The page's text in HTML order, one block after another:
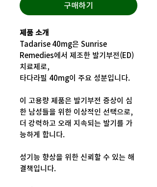
구매하기
제품 소개
Tadarise 40mg은 Sunrise
Remedies에서 제조한 발기부전(ED)
치료제로,
타다라필 40mg이 주요 성분입니다.
이 고용량 제품은 발기부전 증상이 심
한 남성들을 위한 이상적인 선택으로,
더 강력하고 오래 지속되는 발기를 가
능하게 합니다.
성기능 향상을 위한 신뢰할 수 있는 해
결책입니다.